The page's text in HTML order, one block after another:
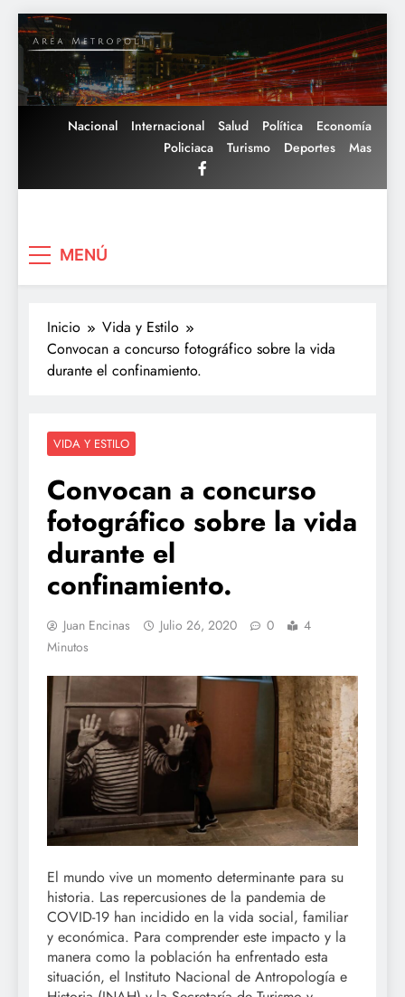
Saltar
al
contenido
Nacional Internacional Salud Política
Economía
Policiaca
Turismo Deportes Mas
MENÚ
Inicio
Vida y Estilo
Convocan a concurso fotográfico sobre la vida
durante el confinamiento.
VIDA Y ESTILO
Convocan a concurso
fotográfico sobre la vida
durante el
confinamiento.
Juan Encinas Julio 26, 2020 0
4
Minutos
El mundo vive un momento determinante para su
historia. Las repercusiones de la pandemia de
COVID-19 han incidido en la vida social, familiar
y económica. Para comprender este impacto y la
manera como la población ha enfrentado esta
situación, el Instituto Nacional de Antropología e